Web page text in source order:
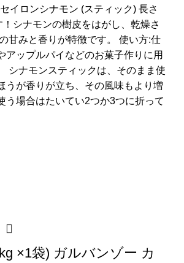
イロンシナモン (スティック) 長さ
シナモンの樹皮をはがし、乾燥さ
甘みと香りが特徴です。 使い方:仕
アップルパイなどのお菓子作りに用
シナモンスティックは、そのまま使
うが香りが立ち、その風味もより増
う場合はたいてい2つか3つに折って
×1袋) ガルバンゾー カ